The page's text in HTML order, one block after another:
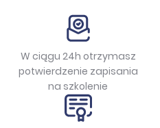
W ciągu 24h otrzymasz
potwierdzenie zapisania
na szkolenie